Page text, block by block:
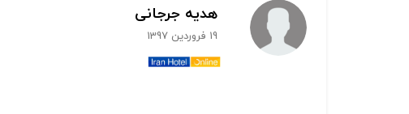
هدیه جرجانی
19 فروردین 1397